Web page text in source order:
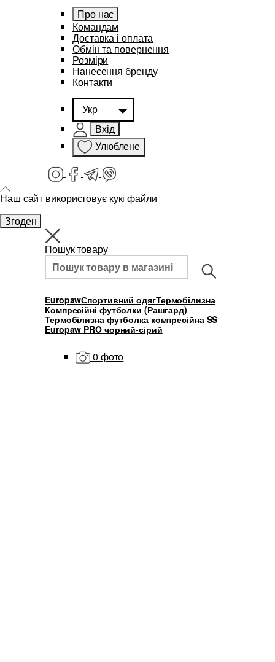
Про нас
Командам
Доставка і оплата
Обмін та повернення
Розміри
Нанесення бренду
Контакти
Укр
Вхід
Улюблене
Наш сайт використовує кукі файли
Згоден
Пошук товару
EuropawСпортивний одягТермобілизна
Компресійні футболки (Рашгард)
Термобілизна футболка компресійна SS
Europaw PRO чорний-сірий
0 фото